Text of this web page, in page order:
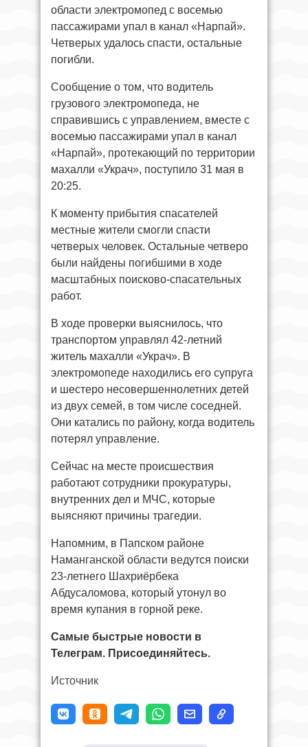
области электромопед с восемью
пассажирами упал в канал «Нарпай».
Четверых удалось спасти, остальные
погибли.
Сообщение о том, что водитель
грузового электромопеда, не
справившись с управлением, вместе с
восемью пассажирами упал в канал
«Нарпай», протекающий по территории
махалли «Украч», поступило 31 мая в
20:25.
К моменту прибытия спасателей
местные жители смогли спасти
четверых человек. Остальные четверо
были найдены погибшими в ходе
масштабных поисково-спасательных
работ.
В ходе проверки выяснилось, что
транспортом управлял 42-летний
житель махалли «Украч». В
электромопеде находились его супруга
и шестеро несовершеннолетних детей
из двух семей, в том числе соседней.
Они катались по району, когда водитель
потерял управление.
Сейчас на месте происшествия
работают сотрудники прокуратуры,
внутренних дел и МЧС, которые
выясняют причины трагедии.
Напомним, в Папском районе
Наманганской области ведутся поиски
23-летнего Шахриёрбека
Абдусаломова, который утонул во
время купания в горной реке.
Самые быстрые новости в
Телеграм. Присоединяйтесь.
Источник